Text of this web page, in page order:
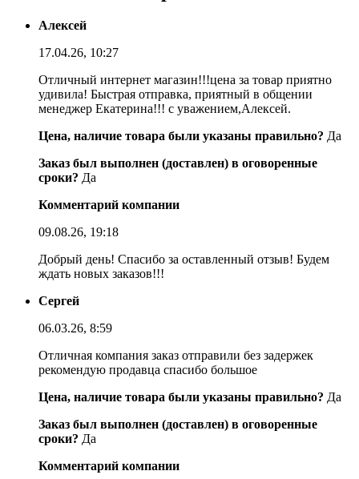
Алексей
17.04.26, 10:27
Отличный интернет магазин!!!цена за товар приятно
удивила! Быстрая отправка, приятный в общении
менеджер Екатерина!!! с уважением,Алексей.
Цена, наличие товара были указаны правильно? Да
Заказ был выполнен (доставлен) в оговоренные
сроки? Да
Комментарий компании
09.08.26, 19:18
Добрый день! Спасибо за оставленный отзыв! Будем
ждать новых заказов!!!
Сергей
06.03.26, 8:59
Отличная компания заказ отправили без задержек
рекомендую продавца спасибо большое
Цена, наличие товара были указаны правильно? Да
Заказ был выполнен (доставлен) в оговоренные
сроки? Да
Комментарий компании